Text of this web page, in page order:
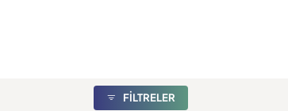
FİLTRELER